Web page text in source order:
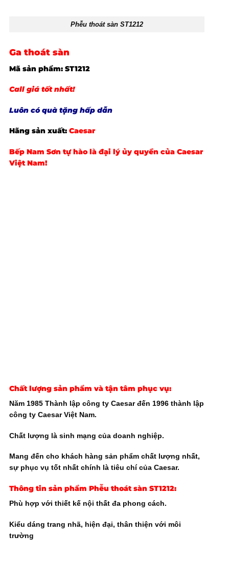
Phễu thoát sàn ST1212
Ga thoát sàn
Mã sản phẩm: ST1212
Call giá tốt nhất!
Luôn có quà tặng hấp dẫn
Hãng sản xuất: Caesar
Bếp Nam Sơn tự hào là đại lý ủy quyền của Caesar
Việt Nam!
Chất lượng sản phẩm và tận tâm phục vụ:
Năm 1985 Thành lập công ty Caesar đến 1996 thành lập
công ty Caesar Việt Nam.
Chất lượng là sinh mạng của doanh nghiệp.
Mang đến cho khách hàng sản phẩm chất lượng nhất,
sự phục vụ tốt nhất chính là tiêu chí của Caesar.
Thông tin sản phẩm Phễu thoát sàn ST1212:
Phù hợp với thiết kế nội thất đa phong cách.
Kiểu dáng trang nhã, hiện đại, thân thiện với môi
trường